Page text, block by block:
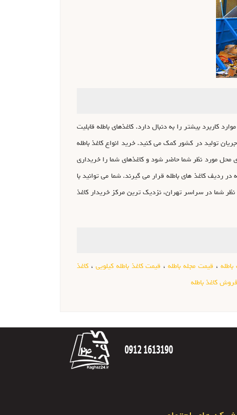
کاربرد بیشتر را به دنبال دارد. کاغذهای باطله قابلیت
تولید در کشور کمک می کنید. خرید انواع کاغذ باطله
محل مورد نظر شما حاضر شود و کاغذهای شما را خریداری
ردیف کاغذ های باطله قرار می گیرند. شما می توانید با
شما در سراسر تهران، نزدیک ترین مرکز خریدار کاغذ
، قیمت مجله باطله، قیمت کاغذ باطله کیلویی ، کاغذ
کاغذ باطله